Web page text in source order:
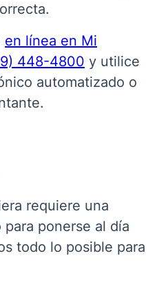
en línea en Mi
448-4800 y utilice
automatizado o
requiere una
ponerse al día
todo lo posible para